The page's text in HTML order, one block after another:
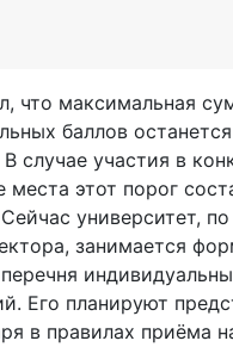
что максимальная
баллов
случае участия в
места этот порог
университет,
занимается
Его планируют
в правилах приёма